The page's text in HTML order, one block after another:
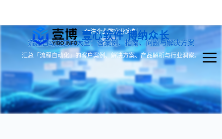
壹心软件 博纳众长
专注企业数字化定制
流程自动化实用大全：含案例、指南、问题与解决方案
汇总「流程自动化」的客户案例、解决方案、产品解析与行业洞察。